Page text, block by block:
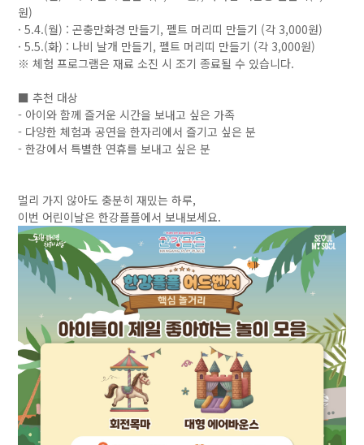
원)
· 5.4.(월) : 곤충만화경 만들기, 펠트 머리띠 만들기 (각 3,000원)
· 5.5.(화) : 나비 날개 만들기, 펠트 머리띠 만들기 (각 3,000원)
※ 체험 프로그램은 재료 소진 시 조기 종료될 수 있습니다.
■ 추천 대상
- 아이와 함께 즐거운 시간을 보내고 싶은 가족
- 다양한 체험과 공연을 한자리에서 즐기고 싶은 분
- 한강에서 특별한 연휴를 보내고 싶은 분
멀리 가지 않아도 충분히 재밌는 하루,
이번 어린이날은 한강플플에서 보내보세요.